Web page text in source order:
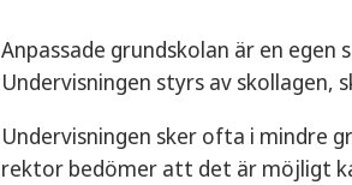
Anpassade grundskolan är en
Undervisningen styrs av
Undervisningen sker ofta i mindre
rektor bedömer att det är möjligt